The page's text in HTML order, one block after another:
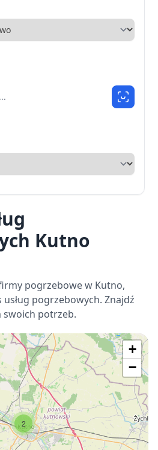
Kutno
pogrzebowe w Kutno,
usług pogrzebowych. Znajdź
potrzeb.
2
+
−